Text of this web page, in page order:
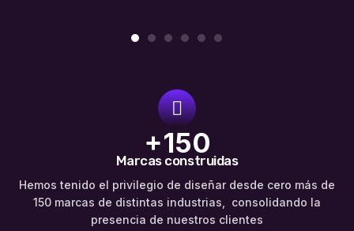
+150
Marcas construidas
Hemos tenido el privilegio de diseñar desde cero más de
150 marcas de distintas industrias, consolidando la
presencia de nuestros clientes